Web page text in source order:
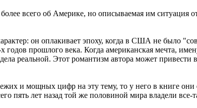
всего об Америке, но описываемая им ситуация
он оплакивает эпоху, когда в США не было
прошлого века. Когда американская мечта,
реальной. Этот романтизм автора может
и мощных цифр на эту тему, то у него в книге
пять лет назад той же половиной мира владели все-